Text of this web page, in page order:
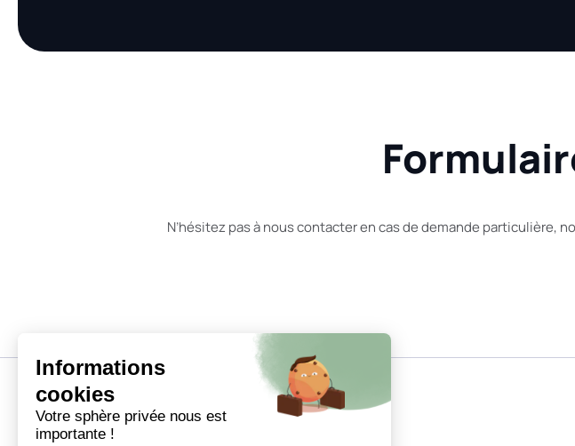
N’hésitez pas à nous contacter en cas de demande particulière,
Informations
cookies
Votre sphère privée nous est
importante !